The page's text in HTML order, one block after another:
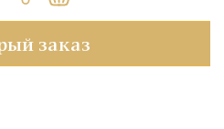
заказ